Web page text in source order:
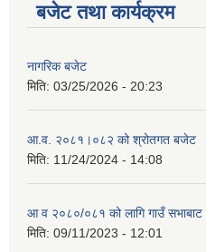
बजेट तथा कार्यक्रम
नागरिक बजेट
मिति: 03/25/2026 - 20:23
आ.व. २०८१।०८२ को श्रोतगत बजेट
मिति: 11/24/2024 - 14:08
आ व २०८०/०८१ को लागि गाउँ सभाबाट
मिति: 09/11/2023 - 12:01